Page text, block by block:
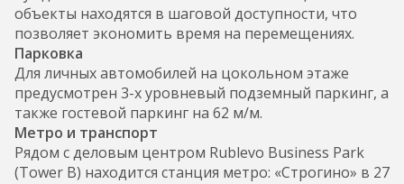
объекты находятся в шаговой доступности, что
позволяет экономить время на перемещениях.
Парковка
Для личных автомобилей на цокольном этаже
предусмотрен 3-х уровневый подземный паркинг, а
также гостевой паркинг на 62 м/м.
Метро и транспорт
Рядом с деловым центром Rublevo Business Park
(Tower B) находится станция метро: «Строгино» в 27